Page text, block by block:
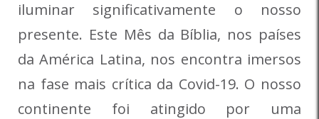
iluminar significativamente o nosso
presente. Este Mês da Bíblia, nos países
da América Latina, nos encontra imersos
na fase mais crítica da Covid-19. O nosso
continente foi atingido por uma